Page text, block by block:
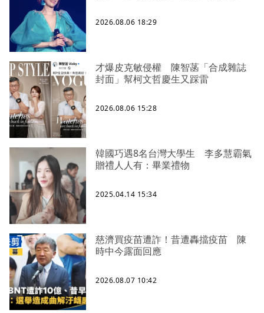
2026.08.06 18:29
才爆皮克敏侵權 陳智菡「合成雜誌
封面」幫柯文哲慶生又踩雷
2026.08.06 15:28
韓國巧遇8名台灣大學生 李多慧霸氣
贈禮人人有：畢業禮物
2025.04.14 15:34
慈濟買疫苗遭詐！昔遭轟擋疫苗 陳
時中今露面回應
2026.08.07 10:42